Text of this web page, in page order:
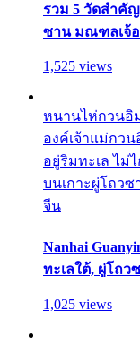
รวม 5 วัดสำคั
ซาน มณฑลเจ้อ
1,525 views
หนานไห่กวนอิ
องค์เจ้าแม่กว
อยู่ริมทะเล ไม่
บนเกาะผู่โถวซ
จีน
Nanhai
ทะเลใต้, ผู่โถว
1,025 views